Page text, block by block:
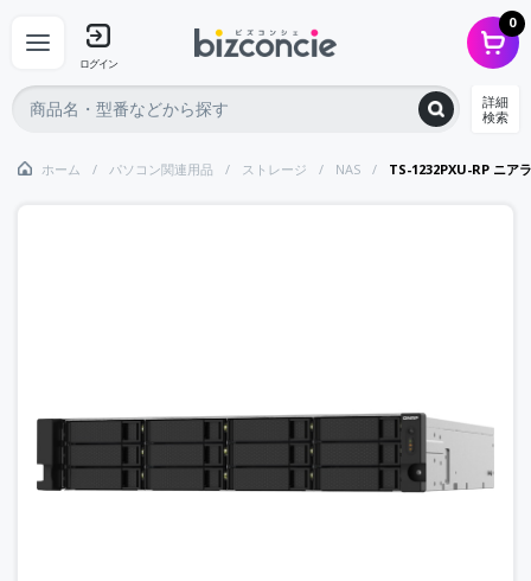
ログイン
0
詳細
検索
ホーム パソコン関連用品 ストレージ NAS TS-1232PXU-RP ニア